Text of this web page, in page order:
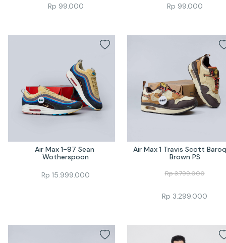
Rp 99.000
Rp 99.000
Air Max 1-97 Sean
Wotherspoon
Rp 15.999.000
Air Max 1 Travis Scott
Brown PS
Rp3.799.000
Rp 3.299.000